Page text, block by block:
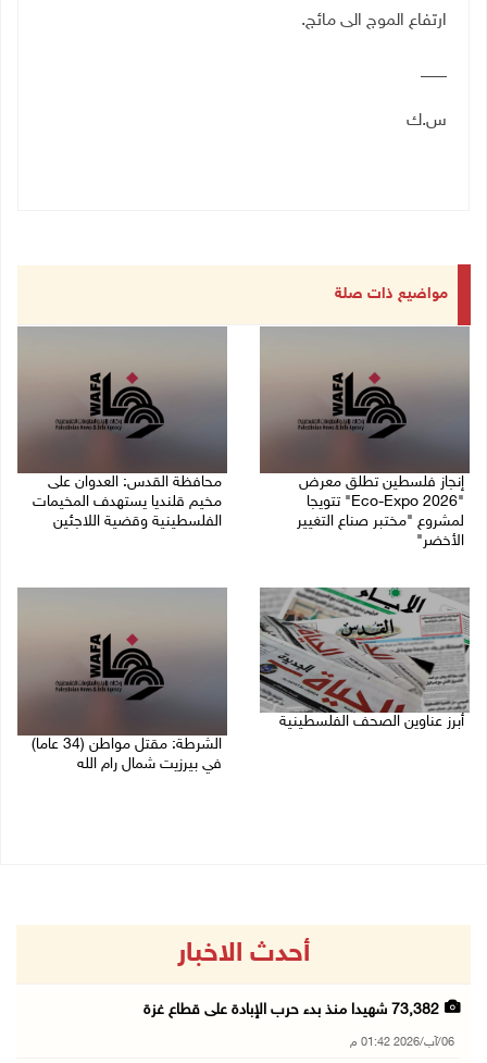
ارتفاع الموج الى مائج.
___
س.ك
مواضيع ذات صلة
إنجاز فلسطين تطلق معرض
"Eco-Expo 2026" تتويجا
لمشروع "مختبر صناع التغيير
الأخضر"
محافظة القدس: العدوان على
مخيم قلنديا يستهدف المخيمات
الفلسطينية وقضية اللاجئين
أبرز عناوين الصحف الفلسطينية
الشرطة: مقتل مواطن (34 عاما)
في بيرزيت شمال رام الله
أحدث الاخبار
73,382 شهيدا منذ بدء حرب الإبادة على قطاع غزة
06/آب/2026 01:42 م